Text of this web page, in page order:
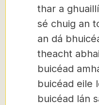
thar a
sé chuig an
an dá
theacht
buicéad
buicéad eile
buicéad lán